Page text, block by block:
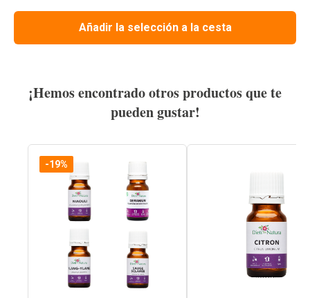
Añadir la selección a la cesta
¡Hemos encontrado otros productos que te
pueden gustar!
-19%